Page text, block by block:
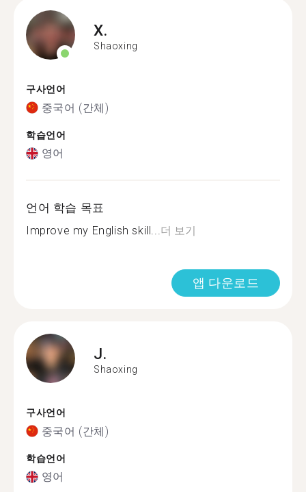
X.
Shaoxing
구사언어
중국어 (간체)
학습언어
영어
언어 학습 목표
Improve my English skill...더 보기
앱 다운로드
J.
Shaoxing
구사언어
중국어 (간체)
학습언어
영어